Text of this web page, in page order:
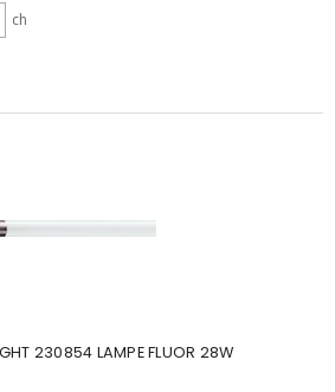
ch
230854 LAMPE FLUOR 28W